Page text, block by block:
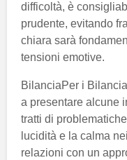
difficoltà, è
prudente, evitando
chiara sarà
tensioni emotive.
BilanciaPer i
a presentare alcune
tratti di
lucidità e la calma
relazioni con un